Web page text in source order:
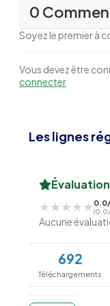
0
Soyez le premier à
Vous devez être
connecter
Les lignes
★★★★★
★★★★★
Aucune
692
Téléchargements